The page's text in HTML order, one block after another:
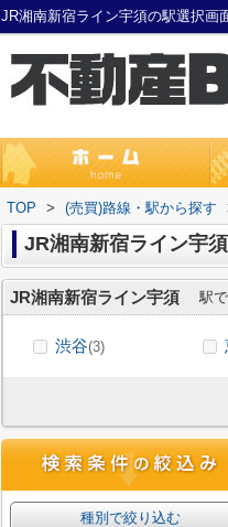
JR湘南新宿ライン宇須の駅選択画
TOP > (売買)路線・駅から探す
JR湘南新宿ライン宇
JR湘南新宿ライン宇須 駅で
渋谷(3)
種別で絞り込む